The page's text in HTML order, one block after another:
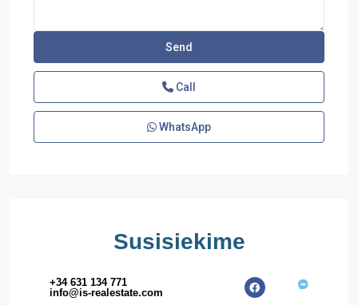
Call
WhatsApp
Susisiekime
+34 631 134 771
info@is-realestate.com